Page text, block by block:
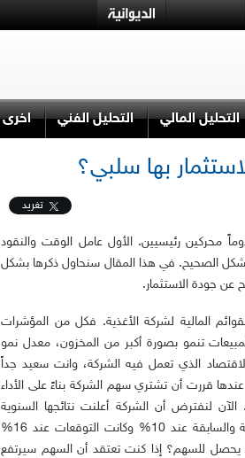
التحليل المالي التحليل الفني اخرى
بها سلبي؟
تغريد
محركين رئيسيين. الأول عامل الوقت والنقود
الصحيح. في هذا المقال سنحاول ذكرها بشكل
جودة الاستثمار.
المالية لشركة الأغذية. فكل من المؤشرات
تنمو بصورة أكبر من المخزون، معدل نمو
الذي تعمل فيه الشركة، وانت سعيد جداً
قررت أن تشتري سهم الشركة بناءً على الأداء
لنفترض أن الشركة أعلنت نتائجها السنوية
محققه نمو أعلى من الفترة المماثلة والسابقة عند 10% وكانت التوقعات عند 16%
الذي قد يحصل للسهم؟ إذا كنت تعتقد أن السهم سيرتفع